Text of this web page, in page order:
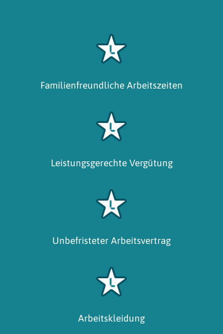
Familienfreundliche Arbeitszeiten
Leistungsgerechte Vergütung
Unbefristeter Arbeitsvertrag
Arbeitskleidung